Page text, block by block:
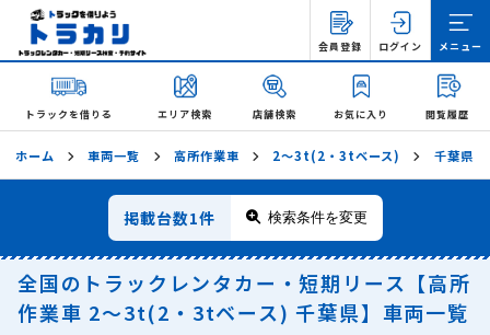
会員登録 ログイン メニュー
トラックを借りる エリア検索 店舗検索 お気に入り 閲覧履歴
ホーム 車両一覧 高所作業車 2〜3t(2・3tベース) 千葉県
掲載台数1件 検索条件を変更
全国のトラックレンタカー・短期リース【高所
作業車 2〜3t(2・3tベース) 千葉県】車両一覧